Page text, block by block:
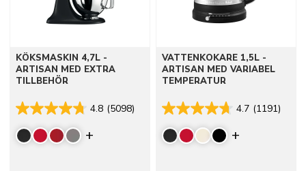
KÖKSMASKIN 4,7L -
ARTISAN MED EXTRA
TILLBEHÖR
4.8 (5098)
Display more colors
VATTENKOKARE 1,5L -
ARTISAN MED VARIABEL
TEMPERATUR
4.7 (1191)
Display